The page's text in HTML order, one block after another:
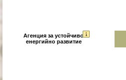
Агенция за устойчиво
енергийно развитие